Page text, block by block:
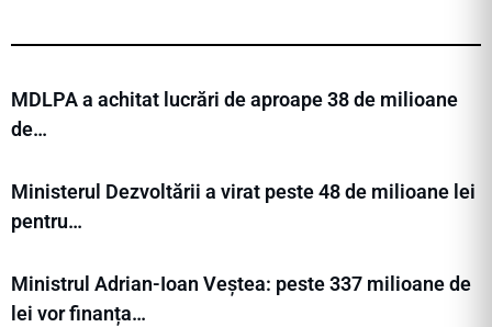
MDLPA a achitat lucrări de aproape 38 de milioane
de…
Ministerul Dezvoltării a virat peste 48 de milioane lei
pentru…
Ministrul Adrian-Ioan Veștea: peste 337 milioane de
lei vor finanța…